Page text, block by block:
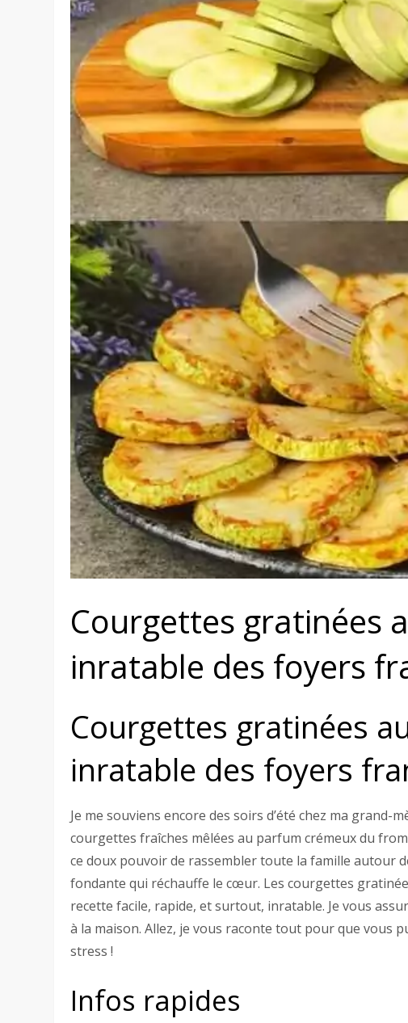
Courgettes gratinées
inratable des foyers
Courgettes gratinées
inratable des foyers
Je me souviens encore des soirs d’été chez ma grand-
courgettes fraîches mêlées au parfum crémeux du
ce doux pouvoir de rassembler toute la famille autour
fondante qui réchauffe le cœur. Les courgettes
recette facile, rapide, et surtout, inratable. Je vous
à la maison. Allez, je vous raconte tout pour que vous
stress !
Infos rapides